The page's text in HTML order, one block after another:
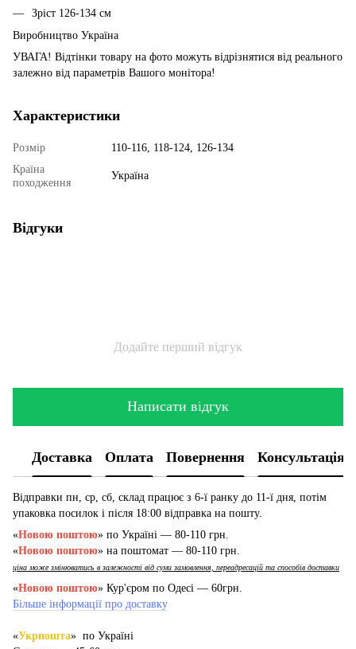
Зріст 126-134 см
Виробництво Україна
УВАГА! Відтінки товару на фото можуть відрізнятися від реального
залежно від параметрів Вашого монітора!
Характеристики
Розмір
110-116, 118-124, 126-134
Країна
походження
Україна
Відгуки
Додайте перший відгук
Написати відгук
Доставка Оплата Повернення Консультація
Відправки пн, ср, сб, склад працює з 6-ї ранку до 11-ї дня, потім
упаковка посилок і після 18:00 відправка на пошту.
«Новою поштою» по Україні — 80-110 грн.
«Новою поштою» на поштомат — 80-110 грн.
ціна може змінюватись в залежності від суми замовлення, переадресацій та способів доставки
«Новою поштою» Кур'єром по Одесі — 60грн.
Більше інформації про доставку
«Укрпошта» по Україні